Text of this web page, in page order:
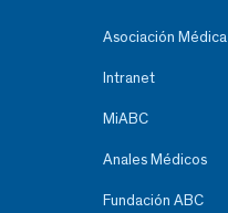
Asociación Médica
Intranet
MiABC
Anales Médicos
Fundación ABC